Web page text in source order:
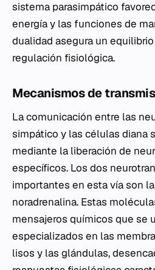
sistema parasimpático
energía y las funciones de
dualidad asegura un
regulación fisiológica.
Mecanismos de
La comunicación entre las
simpático y las células diana
mediante la liberación de
específicos. Los dos
importantes en esta vía son
noradrenalina. Estas
mensajeros químicos que se
especializados en las
lisos y las glándulas,